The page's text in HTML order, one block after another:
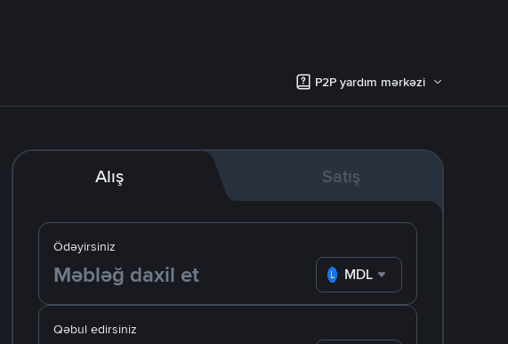
P2P yardım mərkəzi
Alış Satış
Ödəyirsiniz
MDL
Qəbul edirsiniz